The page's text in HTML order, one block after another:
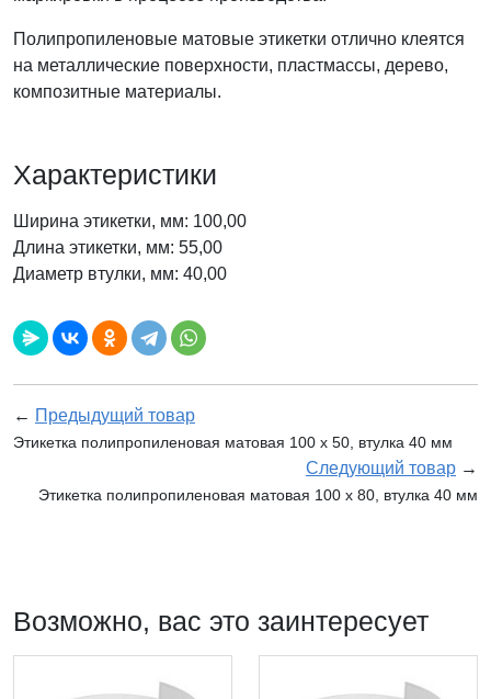
Полипропиленовые матовые этикетки отлично клеятся
на металлические поверхности, пластмассы, дерево,
композитные материалы.
Характеристики
Ширина этикетки, мм: 100,00
Длина этикетки, мм: 55,00
Диаметр втулки, мм: 40,00
← Предыдущий товар
Этикетка полипропиленовая матовая 100 x 50, втулка 40 мм
Следующий товар →
Этикетка полипропиленовая матовая 100 x 80, втулка 40 мм
Возможно, вас это заинтересует